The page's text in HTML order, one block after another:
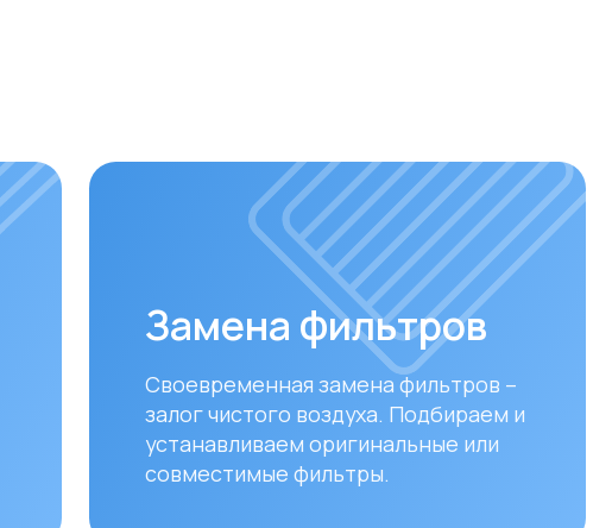
Своевременная замена фильтров –
залог чистого воздуха. Подбираем и
устанавливаем оригинальные или
совместимые фильтры.
Замена фильтров